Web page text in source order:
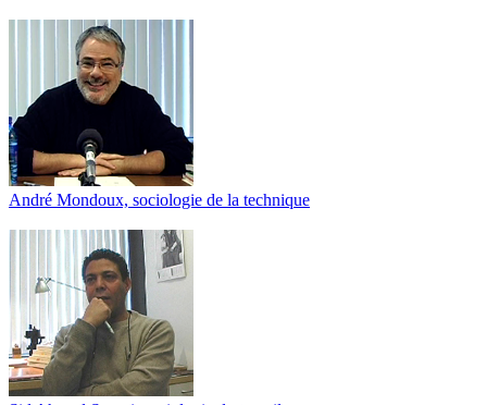
André Mondoux, sociologie de la technique